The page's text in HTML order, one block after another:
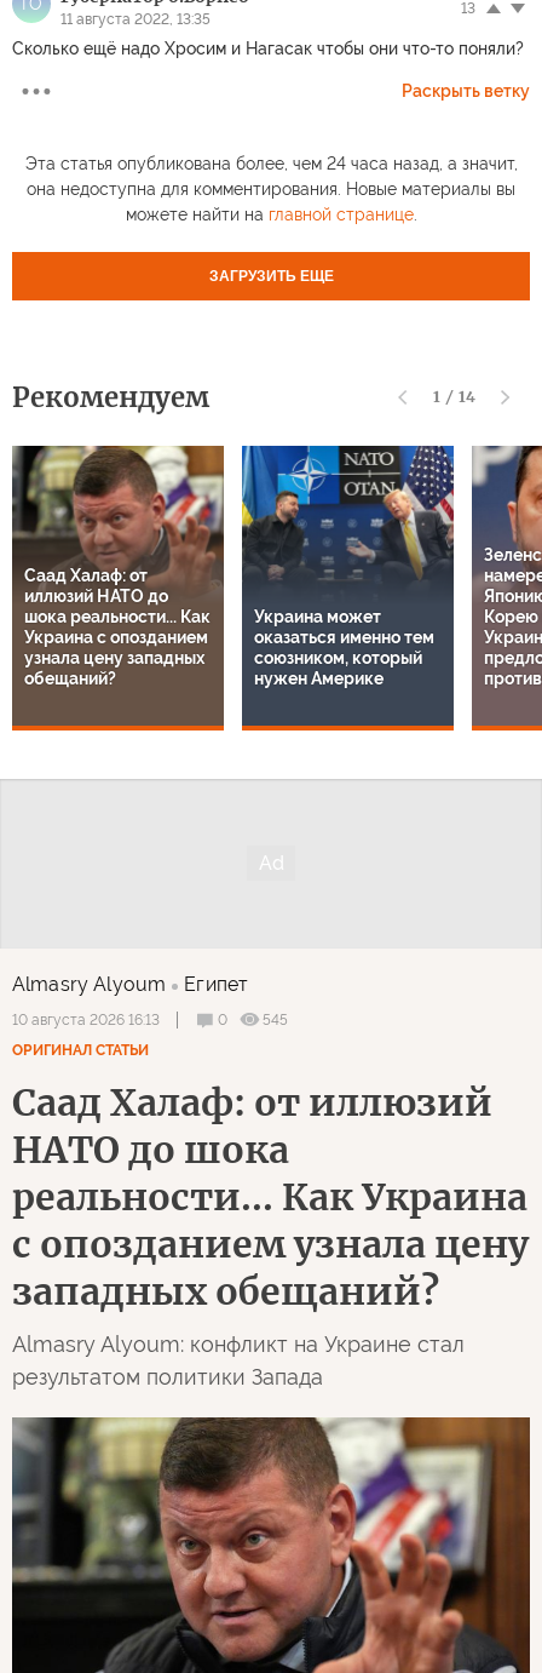
11 августа 2022, 13:35
13
Сколько ещё надо Хросим и Нагасак чтобы они что-то поняли?
Раскрыть ветку
Эта статья опубликована более, чем 24 часа назад, а значит,
она недоступна для комментирования. Новые материалы вы
можете найти на главной странице.
ЗАГРУЗИТЬ ЕЩЕ
Рекомендуем 1 / 14
Саад Халаф: от
иллюзий НАТО до
шока реальности... Как
Украина с опозданием
узнала цену западных
обещаний?
Украина может
оказаться именно тем
союзником, который
нужен Америке
Корею
Almasry Alyoum Египет
10 августа 2026 16:13 0
545
ОРИГИНАЛ СТАТЬИ
Саад Халаф: от иллюзий
НАТО до шока
реальности... Как Украина
с опозданием узнала цену
западных обещаний?
Almasry Alyoum: конфликт на Украине стал
результатом политики Запада